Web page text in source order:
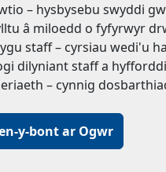
– hysbysebu swyddi
â miloedd o fyfyrwyr
staff – cyrsiau wedi'u
dilyniant staff a
– cynnig
y-bont ar Ogwr